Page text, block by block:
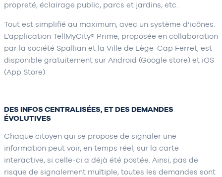
propreté, éclairage public, parcs et jardins, etc.
Tout est simplifié au maximum, avec un système d’icônes.
L’application TellMyCity® Prime, proposée en collaboration
par la société Spallian et la Ville de Lège-Cap Ferret, est
disponible gratuitement sur Android (Google store) et iOS
(App Store)
DES INFOS CENTRALISÉES, ET DES DEMANDES
ÉVOLUTIVES
Chaque citoyen qui se propose de signaler une
information peut voir, en temps réel, sur la carte
interactive, si celle-ci a déjà été postée. Ainsi, pas de
risque de signalement multiple, toutes les demandes sont